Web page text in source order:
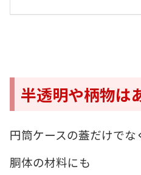
半透明や柄物は
円筒ケースの蓋だけでな
胴体の材料にも